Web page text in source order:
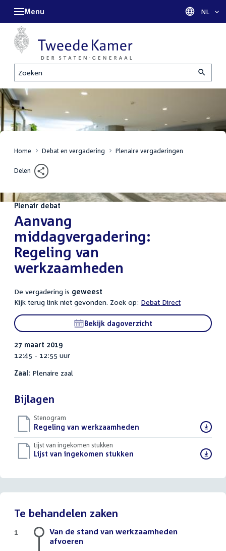
Zoeken
Menu Taal
NL
Home Debat en vergadering Plenaire vergaderingen
Delen
Plenair debat
Aanvang
middagvergadering:
Regeling van
werkzaamheden
De vergadering is geweest
Kijk terug link niet gevonden. Zoek op: Debat Direct
Bekijk dagoverzicht
27 maart 2019
12:45 - 12:55 uur
Zaal: Plenaire zaal
Bijlagen
Stenogram
Download
bestand:
Regeling van werkzaamheden
Lijst van ingekomen stukken
Download
Lijst van ingekomen stukken
Te behandelen zaken
Van de stand van werkzaamheden
afvoeren
1